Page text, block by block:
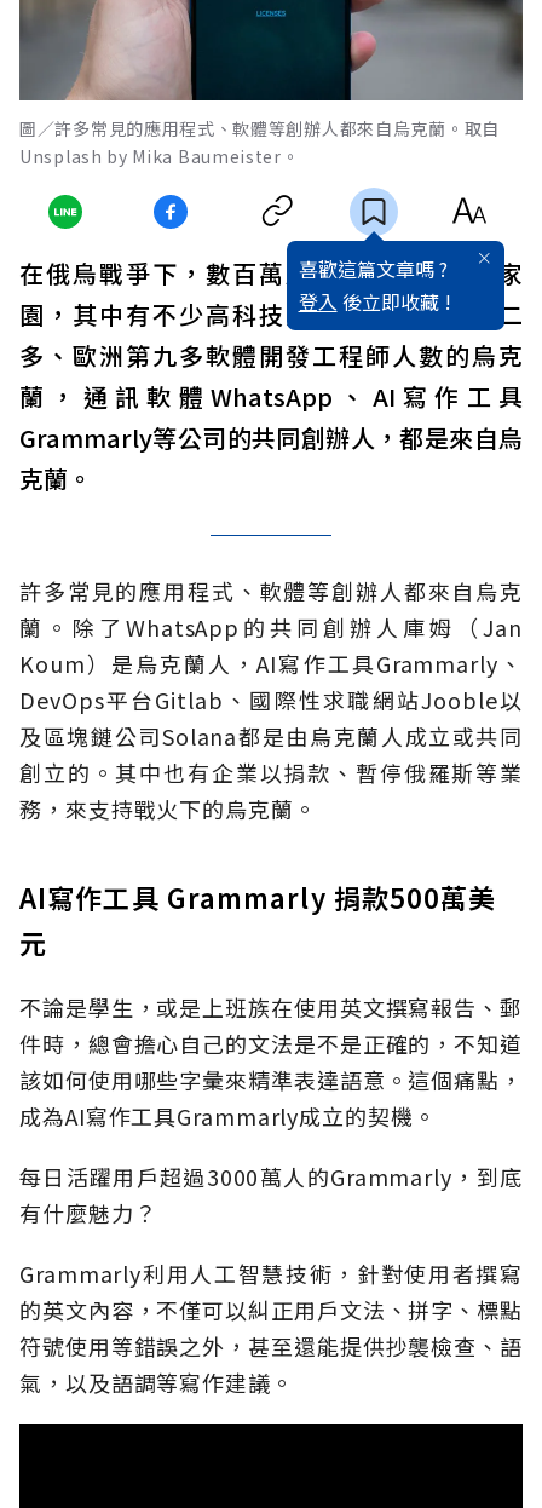
圖／許多常見的應用程式、軟體等創辦人都來自烏克蘭。取自
Unsplash by Mika Baumeister。
喜歡這篇文章嗎 ?
登入 後立即收藏 !
在俄烏戰爭下，數百萬烏克蘭人民已逃離家
園，其中有不少高科技人才。擁有東歐第二
多、歐洲第九多軟體開發工程師人數的烏克
蘭，通訊軟體WhatsApp、AI寫作工具
Grammarly等公司的共同創辦人，都是來自烏
克蘭。
許多常見的應用程式、軟體等創辦人都來自烏克
蘭。除了WhatsApp的共同創辦人庫姆（Jan
Koum）是烏克蘭人，AI寫作工具Grammarly、
DevOps平台Gitlab、國際性求職網站Jooble以
及區塊鏈公司Solana都是由烏克蘭人成立或共同
創立的。其中也有企業以捐款、暫停俄羅斯等業
務，來支持戰火下的烏克蘭。
AI寫作工具 Grammarly 捐款500萬美
元
不論是學生，或是上班族在使用英文撰寫報告、郵
件時，總會擔心自己的文法是不是正確的，不知道
該如何使用哪些字彙來精準表達語意。這個痛點，
成為AI寫作工具Grammarly成立的契機。
每日活躍用戶超過3000萬人的Grammarly，到底
有什麼魅力？
Grammarly利用人工智慧技術，針對使用者撰寫
的英文內容，不僅可以糾正用戶文法、拼字、標點
符號使用等錯誤之外，甚至還能提供抄襲檢查、語
氣，以及語調等寫作建議。